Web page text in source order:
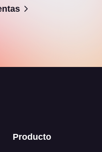
página
Producto